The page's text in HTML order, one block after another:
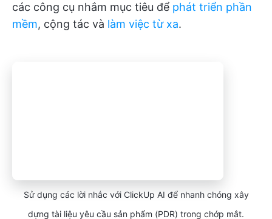
các công cụ nhắm mục tiêu để phát triển phần
mềm, cộng tác và làm việc từ xa.
Sử dụng các lời nhắc với ClickUp AI để nhanh chóng xây
dựng tài liệu yêu cầu sản phẩm (PDR) trong chớp mắt.